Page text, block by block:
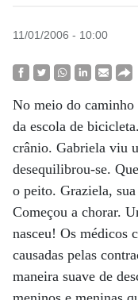
11/01/2006 - 10:00
No meio do caminho
da escola de
crânio. Gabriela viu
desequilibrou-se.
o peito. Graziela,
Começou a chorar.
nasceu! Os médicos
causadas pelas
maneira suave de